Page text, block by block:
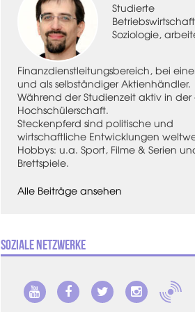
Studierte
Soziologie,
Finanzdienstleitungsbereich, bei
und als selbständiger Aktienhändler.
Während der Studienzeit aktiv in der
Hochschülerschaft.
Steckenpferd sind politische und
wirtschaftliche Entwicklungen
Hobbys: u.a. Sport, Filme & Serien
Brettspiele.
Alle Beiträge ansehen
Soziale Netzwerke